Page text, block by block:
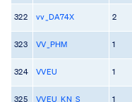
322 vv_DA74X 2
323 VV_PHM 1
324 VVEU 1
325 VVEU_KN_S 1